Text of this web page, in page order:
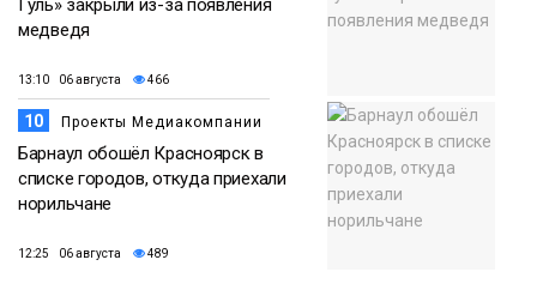
Гуль» закрыли из-за появления
медведя
13:10 06 августа 466
10 Проекты Медиакомпании
Барнаул обошёл Красноярск в
списке городов, откуда приехали
норильчане
12:25 06 августа 489